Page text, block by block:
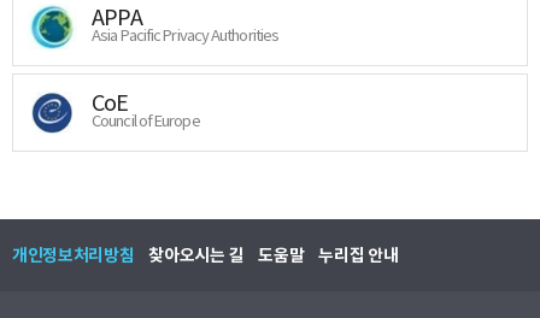
APPA
Asia Pacific Privacy Authorities
CoE
Council of Europe
개인정보처리방침 찾아오시는 길 도움말 누리집 안내